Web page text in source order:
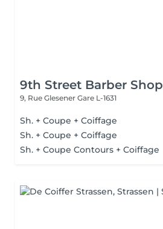
9th Street Barber Shop
9, Rue Glesener Gare L-1631
Sh. + Coupe + Coiffage
Sh. + Coupe + Coiffage
Sh. + Coupe Contours + Coiffage